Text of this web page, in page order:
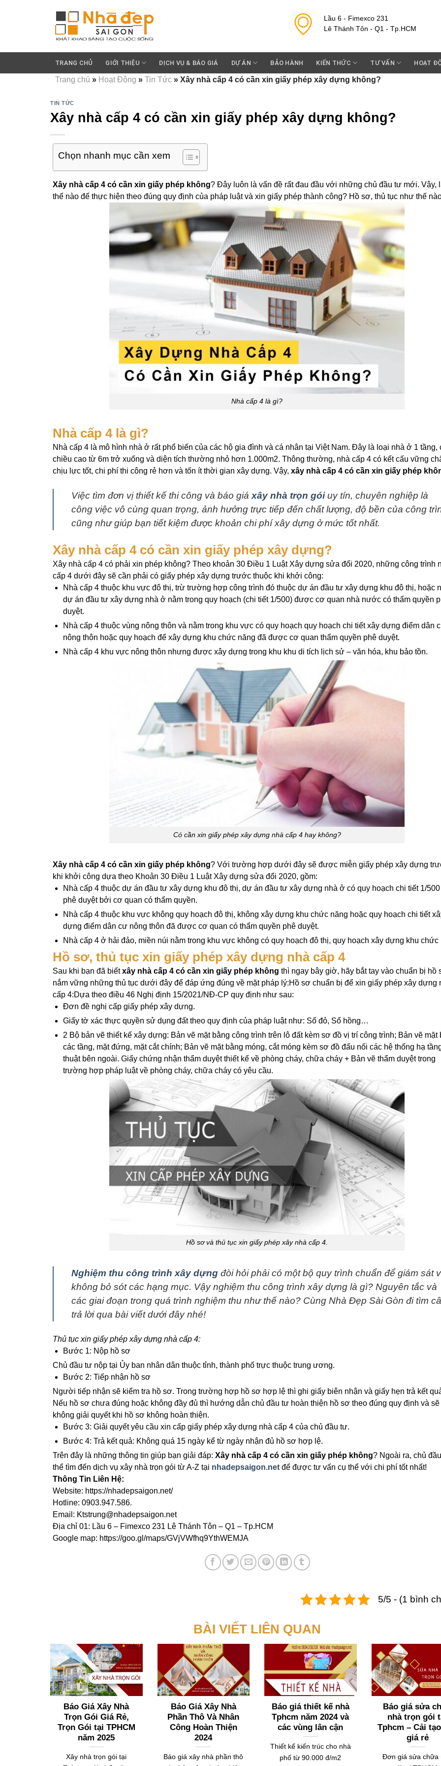
Lầu 6 - Fimexco 231
Lê Thánh Tôn - Q1 - Tp.HCM
TRANG CHỦ GIỚI THIỆU DỊCH VỤ & BÁO GIÁ DỰ ÁN BẢO HÀNH KIẾN THỨC TƯ VẤN HOẠT
Trang chủ » Hoạt Động » Tin Tức » Xây nhà cấp 4 có cần xin giấy phép xây dựng không?
TIN TỨC
Xây nhà cấp 4 có cần xin giấy phép xây dựng không?
Chọn nhanh mục cần xem
Xây nhà cấp 4 có cần xin giấy phép không? Đây luôn là vấn đề rất đau đầu với những chủ đầu tư mới. Vậy,
thế nào để thực hiện theo đúng quy định của pháp luật và xin giấy phép thành công? Hồ sơ, thủ tục như thế
Nhà cấp 4 là gì?
Nhà cấp 4 là gì?
Nhà cấp 4 là mô hình nhà ở rất phổ biến của các hộ gia đình và cá nhân tại Việt Nam. Đây là loại nhà ở 1 tầng,
chiều cao từ 6m trở xuống và diện tích thường nhỏ hơn 1.000m2. Thông thường, nhà cấp 4 có kết cấu vững
chịu lực tốt, chi phí thi công rẻ hơn và tốn ít thời gian xây dựng. Vậy, xây nhà cấp 4 có cần xin giấy phép
Việc tìm đơn vị thiết kế thi công và báo giá xây nhà trọn góiuy tín, chuyên nghiệp là
công việc vô cùng quan trọng, ảnh hưởng trực tiếp đến chất lượng, độ bền của công
cũng như giúp bạn tiết kiệm được khoản chi phí xây dựng ở mức tốt nhất.
Xây nhà cấp 4 có cần xin giấy phép xây dựng?
Xây nhà cấp 4 có phải xin phép không? Theo khoản 30 Điều 1 Luật Xây dựng sửa đổi 2020, những công trình
cấp 4 dưới đây sẽ cần phải có giấy phép xây dựng trước thuộc khi khởi công:
Nhà cấp 4 thuộc khu vực đô thị, trừ trường hợp công trình đó thuộc dự án đầu tư xây dựng khu đô thị, hoặc
dự án đầu tư xây dựng nhà ở nằm trong quy hoạch (chi tiết 1/500) được cơ quan nhà nước có thẩm quyền
duyệt.
Nhà cấp 4 thuộc vùng nông thôn và nằm trong khu vực có quy hoạch quy hoạch chi tiết xây dựng điểm dân
nông thôn hoặc quy hoạch để xây dựng khu chức năng đã được cơ quan thẩm quyền phê duyệt.
Nhà cấp 4 khu vực nông thôn nhưng được xây dựng trong khu khu di tích lịch sử – văn hóa, khu bảo tồn.
Có cần xin giấy phép xây dựng nhà cấp 4 hay không?
Xây nhà cấp 4 có cần xin giấy phép không? Với trường hợp dưới đây sẽ được miễn giấy phép xây dựng
khi khởi công dựa theo Khoản 30 Điều 1 Luật Xây dựng sửa đổi 2020, gồm:
Nhà cấp 4 thuộc dự án đầu tư xây dựng khu đô thị, dự án đầu tư xây dựng nhà ở có quy hoạch chi tiết 1/
phê duyệt bởi cơ quan có thẩm quyền.
Nhà cấp 4 thuộc khu vực không quy hoạch đô thị, không xây dựng khu chức năng hoặc quy hoạch chi tiết
dựng điểm dân cư nông thôn đã được cơ quan có thẩm quyền phê duyệt.
Nhà cấp 4 ở hải đảo, miền núi nằm trong khu vực không có quy hoạch đô thị, quy hoạch xây dựng khu chức
Hồ sơ, thủ tục xin giấy phép xây dựng nhà cấp 4
Sau khi bạn đã biếtxây nhà cấp 4 có cần xin giấy phép không thì ngay bây giờ, hãy bắt tay vào chuẩn bị hồ
nắm vững những thủ tục dưới đây để đáp ứng đúng về mặt pháp lý:Hồ sơ chuẩn bị để xin giấy phép xây dựng
cấp 4:Dựa theo điều 46 Nghị định 15/2021/NĐ-CP quy định như sau:
Đơn đề nghị cấp giấy phép xây dựng.
Giấy tờ xác thực quyền sử dụng đất theo quy định của pháp luật như: Sổ đỏ, Sổ hồng…
2 Bộ bản vẽ thiết kế xây dựng: Bản vẽ mặt bằng công trình trên lô đất kèm sơ đồ vị trí công trình; Bản vẽ mặt
các tầng, mặt đứng, mặt cắt chính; Bản vẽ mặt bằng móng, cắt móng kèm sơ đồ đấu nối các hệ thống hạ
thuật bên ngoài. Giấy chứng nhận thẩm duyệt thiết kế về phòng cháy, chữa cháy + Bản vẽ thẩm duyệt trong
trường hợp pháp luật về phòng cháy, chữa cháy có yêu cầu.
Hồ sơ và thủ tục xin giấy phép xây nhà cấp 4.
Nghiệm thu công trình xây dựng đòi hỏi phải có một bộ quy trình chuẩn để giám sát
không bỏ sót các hạng mục. Vậy nghiệm thu công trình xây dựng là gì? Nguyên tắc và
các giai đoạn trong quá trình nghiệm thu như thế nào? Cùng Nhà Đẹp Sài Gòn đi tìm
trả lời qua bài viết dưới đây nhé!
Thủ tục xin giấy phép xây dựng nhà cấp 4:
Bước 1: Nộp hồ sơ
Chủ đầu tư nộp tại Ủy ban nhân dân thuộc tỉnh, thành phố trực thuộc trung ương.
Bước 2: Tiếp nhận hồ sơ
Người tiếp nhận sẽ kiểm tra hồ sơ. Trong trường hợp hồ sơ hợp lệ thì ghi giấy biên nhận và giấy hẹn trả kết
Nếu hồ sơ chưa đúng hoặc không đầy đủ thì hướng dẫn chủ đầu tư hoàn thiện hồ sơ theo đúng quy định và sẽ
không giải quyết khi hồ sơ không hoàn thiện.
Bước 3: Giải quyết yêu cầu xin cấp giấy phép xây dựng nhà cấp 4 của chủ đầu tư.
Bước 4: Trả kết quả: Không quá 15 ngày kể từ ngày nhận đủ hồ sơ hợp lệ.
Trên đây là những thông tin giúp bạn giải đáp: Xây nhà cấp 4 có cần xin giấy phép không? Ngoài ra, chủ
thể tìm đến dịch vụ xây nhà trọn gói từ A-Z tại nhadepsaigon.net để được tư vấn cụ thể với chi phí tốt nhất!
Thông Tin Liên Hệ:
Website: https://nhadepsaigon.net/
Hotline: 0903.947.586.
Email: Ktstrung@nhadepsaigon.net
Địa chỉ 01: Lầu 6 – Fimexco 231 Lê Thánh Tôn – Q1 – Tp.HCM
Google map: https://goo.gl/maps/GVjVWfhq9YthWEMJA
5/5 - (1 bình
BÀI VIẾT LIÊN QUAN
Báo Giá Xây Nhà
Trọn Gói Giá Rẻ,
Trọn Gói tại TPHCM
năm 2025
Xây nhà trọn gói tại
Báo Giá Xây Nhà
Phần Thô Và Nhân
Công Hoàn Thiện
2024
Báo giá xây nhà phần thô
Báo giá thiết kế nhà
Tphcm năm 2024 và
các vùng lân cận
Thiết kế kiến trúc cho nhà
phố từ 90.000 đ/m2
Báo giá sửa
nhà trọn gói
Tphcm – Cải
giá rẻ
Đơn giá sửa chữa